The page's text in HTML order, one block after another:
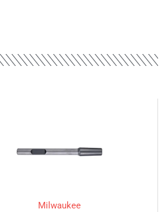
Milwaukee